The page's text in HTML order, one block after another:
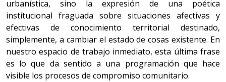
urbanística, sino la expresión de una poética
institucional fraguada sobre situaciones afectivas y
efectivas de conocimiento territorial destinado,
simplemente, a cambiar el estado de cosas existente. En
nuestro espacio de trabajo inmediato, esta última frase
es lo que da sentido a una programación que hace
visible los procesos de compromiso comunitario.